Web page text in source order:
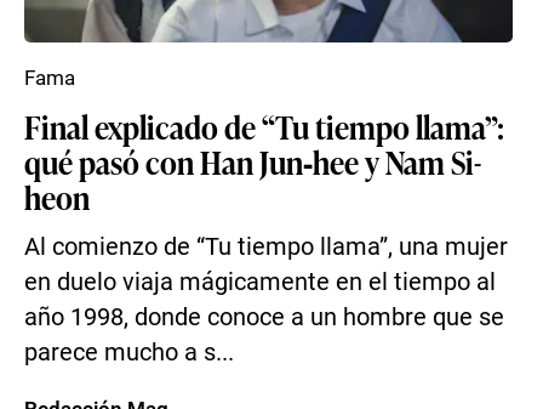
Final explicado de “Tu tiempo llama”:
qué pasó con Han Jun‑hee y Nam Si-
heon
Al comienzo de “Tu tiempo llama”, una mujer
en duelo viaja mágicamente en el tiempo al
año 1998, donde conoce a un hombre que se
parece mucho a s...
Fama